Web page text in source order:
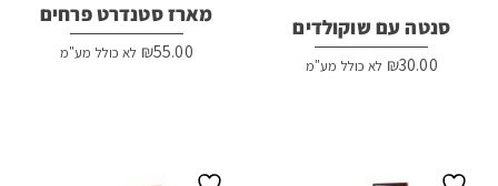
סנטה עם שוקולדים
₪30.00 לא כולל מע"מ
מארז סטנדרט פרחים
₪55.00 לא כולל מע"מ